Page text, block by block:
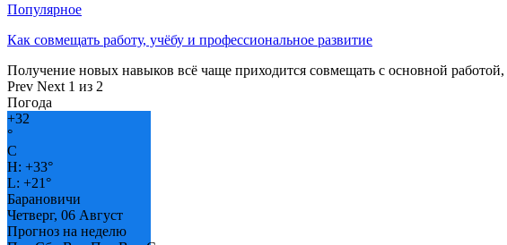
Популярное
Как совмещать работу, учёбу и профессиональное развитие
Получение новых навыков всё чаще приходится совмещать с основной
Prev Next 1 из 2
Погода
+32
°
C
H: +33°
L: +21°
Барановичи
Четверг, 06 Август
Прогноз на неделю